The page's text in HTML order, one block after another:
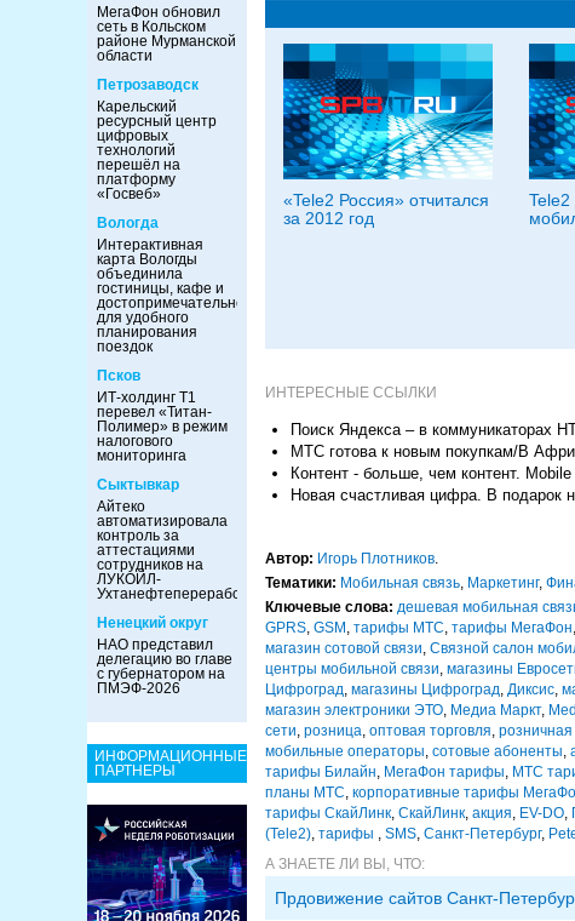
МегаФон обновил
сеть в Кольском
районе Мурманской
области
Петрозаводск
Карельский
ресурсный центр
цифровых
технологий
перешёл на
платформу
«Госвеб»
Вологда
Интерактивная
карта Вологды
объединила
гостиницы, кафе и
достопримечательности
для удобного
планирования
поездок
Псков
ИТ-холдинг Т1
перевел «Титан-
Полимер» в режим
налогового
мониторинга
Сыктывкар
Айтеко
автоматизировала
контроль за
аттестациями
сотрудников на
ЛУКОЙЛ-
Ухтанефтепереработка
Ненецкий округ
НАО представил
делегацию во главе
с губернатором на
ПМЭФ-2026
ИНФОРМАЦИОННЫЕ
ПАРТНЕРЫ
«Tele2 Россия» отчитался
за 2012 год
Tele2
ИНТЕРЕСНЫЕ ССЫЛКИ
Поиск Яндекса – в коммуникаторах
МТС готова к новым покупкам/В
Контент - больше, чем контент.
Новая счастливая цифра. В подарок
Автор: Игорь Плотников.
Тематики: Мобильная связь, Маркетинг,
Ключевые слова: дешевая мобильная
GPRS, GSM , тарифы МТС, тарифы МегаФон,
магазин сотовой связи, Связной салон
центры мобильной связи, магазины
Цифроград, магазины Цифроград, Диксис,
магазин электроники ЭТО, Медиа Маркт,
сети, розница, оптовая торговля, розничная
мобильные операторы, сотовые абоненты,
тарифы Билайн, МегаФон тарифы, МТС
планы МТС, корпоративные тарифы
тарифы СкайЛинк, СкайЛинк, акция, EV-DO,
(Tele2), тарифы , SMS, Санкт-Петербург,
А ЗНАЕТЕ ЛИ ВЫ, ЧТО:
Прдовижение сайтов Санкт-